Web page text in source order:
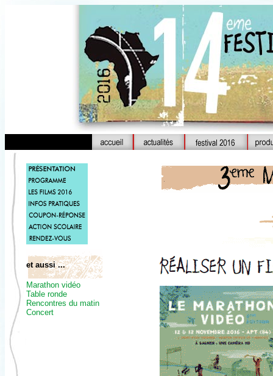
et aussi ...
Marathon vidéo
Table ronde
Rencontres du matin
Concert